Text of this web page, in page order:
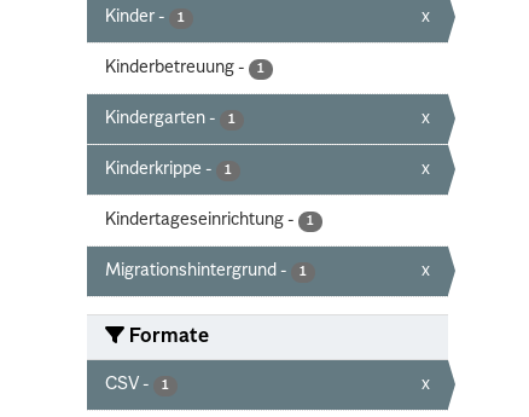
Kinder - 1 x
Kinderbetreuung - 1
Kindergarten - 1 x
Kinderkrippe - 1 x
Kindertageseinrichtung - 1
Migrationshintergrund - 1 x
Formate
CSV - 1 x